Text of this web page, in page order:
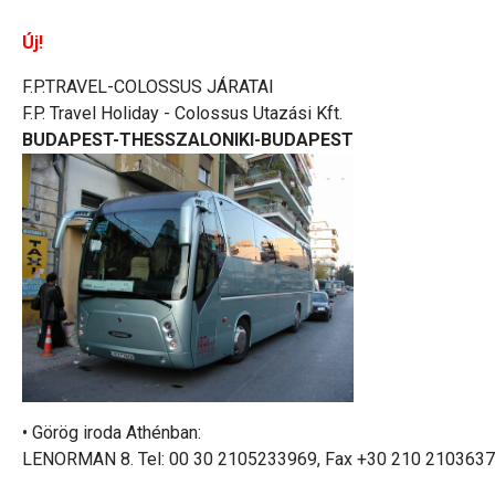
Új!
F.P.TRAVEL-COLOSSUS JÁRATAI
F.P. Travel Holiday - Colossus Utazási Kft.
BUDAPEST-THESSZALONIKI-BUDAPEST
• Görög iroda Athénban:
LENORMAN 8. Tel: 00 30 2105233969, Fax +30 210